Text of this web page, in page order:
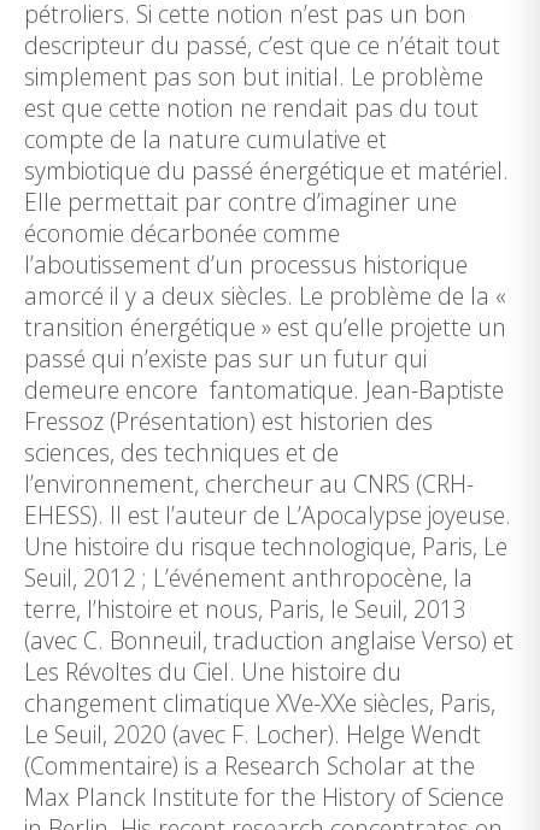
pétroliers. Si cette notion n’est pas un bon
descripteur du passé, c’est que ce n’était tout
simplement pas son but initial. Le problème
est que cette notion ne rendait pas du tout
compte de la nature cumulative et
symbiotique du passé énergétique et matériel.
Elle permettait par contre d’imaginer une
économie décarbonée comme
l’aboutissement d’un processus historique
amorcé il y a deux siècles. Le problème de la «
transition énergétique » est qu’elle projette un
passé qui n’existe pas sur un futur qui
demeure encore fantomatique. Jean-Baptiste
Fressoz (Présentation) est historien des
sciences, des techniques et de
l’environnement, chercheur au CNRS (CRH-
EHESS). Il est l’auteur de L’Apocalypse joyeuse.
Une histoire du risque technologique, Paris, Le
Seuil, 2012 ; L’événement anthropocène, la
terre, l’histoire et nous, Paris, le Seuil, 2013
(avec C. Bonneuil, traduction anglaise Verso) et
Les Révoltes du Ciel. Une histoire du
changement climatique XVe-XXe siècles, Paris,
Le Seuil, 2020 (avec F. Locher). Helge Wendt
(Commentaire) is a Research Scholar at the
Max Planck Institute for the History of Science